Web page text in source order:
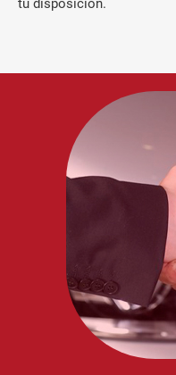
tu disposición.